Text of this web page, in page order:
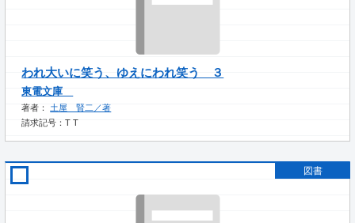
われ大いに笑う、ゆえにわれ笑う ３
東電文庫
著者： 土屋 賢二／著
請求記号：T T
図書